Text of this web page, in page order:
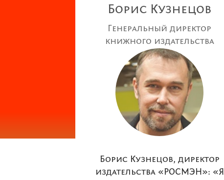
Борис Кузнецов
Генеральный директор
книжного издательства
«Росмэн»
Борис Кузнецов, директор
издательства «РОСМЭН»: «Я